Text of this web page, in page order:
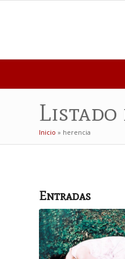
Listado
Inicio » herencia
Entradas